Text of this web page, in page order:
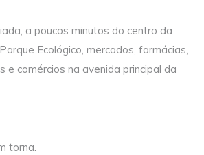
a poucos minutos do centro da
Ecológico, mercados, farmácias,
e comércios na avenida principal da
torna.